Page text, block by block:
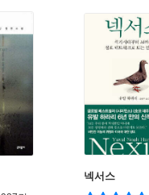
넥서스